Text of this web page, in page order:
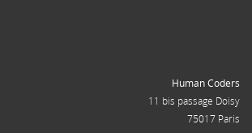
Human Coders
11 bis passage Doisy
75017 Paris